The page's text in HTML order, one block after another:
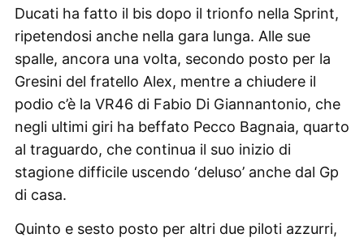
Ducati ha fatto il bis dopo il trionfo nella Sprint,
ripetendosi anche nella gara lunga. Alle sue
spalle, ancora una volta, secondo posto per la
Gresini del fratello Alex, mentre a chiudere il
podio c’è la VR46 di Fabio Di Giannantonio, che
negli ultimi giri ha beffato Pecco Bagnaia, quarto
al traguardo, che continua il suo inizio di
stagione difficile uscendo ‘deluso’ anche dal Gp
di casa.
Quinto e sesto posto per altri due piloti azzurri,